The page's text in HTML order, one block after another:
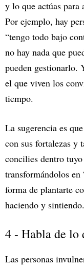
y lo que actúas para
Por ejemplo, hay
“tengo todo bajo
no hay nada que
pueden gestionarlo.
el que viven los
tiempo.
La sugerencia es
con sus fortalezas y
concilies dentro
transformándolos
forma de plantarte
haciendo y sintiendo.
4 - Habla de lo
Las personas